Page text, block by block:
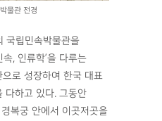
물관 전경
국립민속박물관을
, 인류학’을 다루는
로 성장하여 한국 대표
다하고 있다. 그동안
복궁 안에서 이곳저곳을